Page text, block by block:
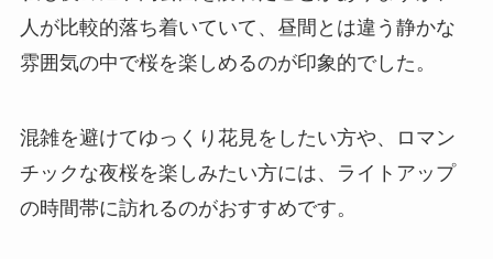
人が比較的落ち着いていて、昼間とは違う静かな
雰囲気の中で桜を楽しめるのが印象的でした。
混雑を避けてゆっくり花見をしたい方や、ロマン
チックな夜桜を楽しみたい方には、ライトアップ
の時間帯に訪れるのがおすすめです。